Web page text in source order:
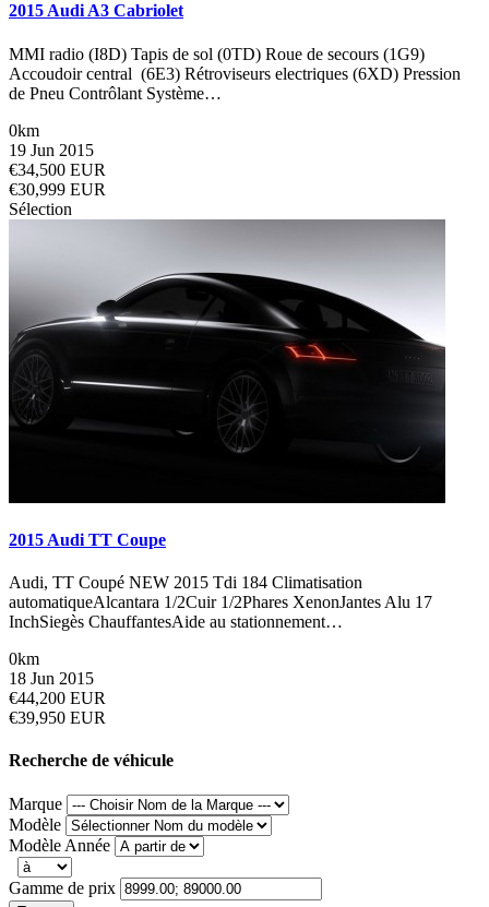
2015 Audi A3 Cabriolet
MMI radio (I8D) Tapis de sol (0TD) Roue de secours (1G9)
Accoudoir central (6E3) Rétroviseurs electriques (6XD) Pression
de Pneu Contrôlant Système…
0km
19 Jun 2015
€34,500 EUR
€30,999 EUR
Sélection
2015 Audi TT Coupe
Audi, TT Coupé NEW 2015 Tdi 184 Climatisation
automatiqueAlcantara 1/2Cuir 1/2Phares XenonJantes Alu 17
InchSiegès ChauffantesAide au stationnement…
0km
18 Jun 2015
€44,200 EUR
€39,950 EUR
Recherche de véhicule
Marque
Modèle
Modèle Année
Gamme de prix